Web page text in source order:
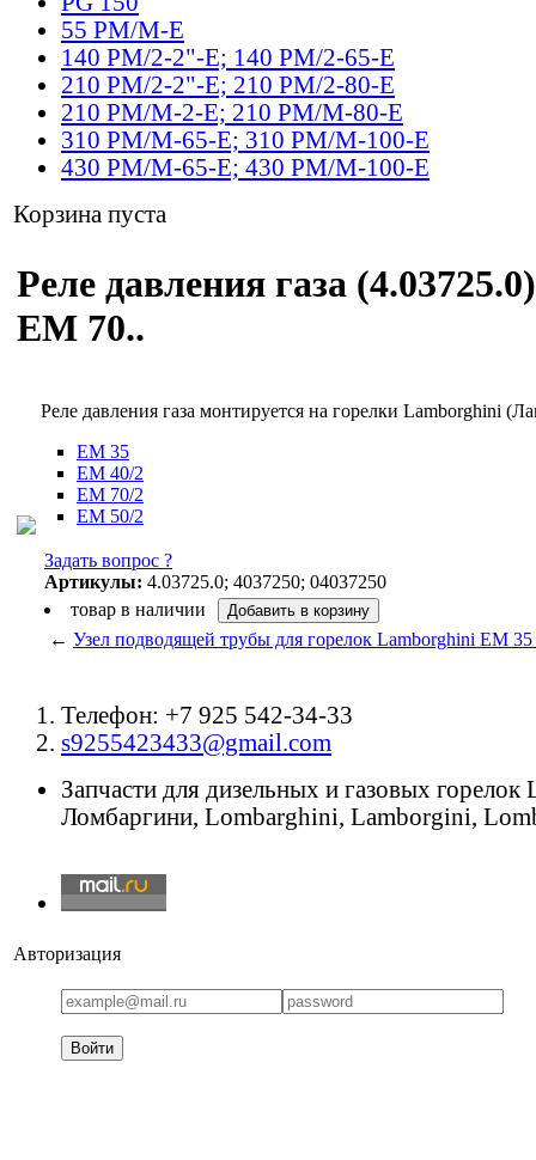
55 PM/M-E
140 PM/2-2"-E; 140 PM/2-65-E
210 PM/2-2"-E; 210 PM/2-80-E
210 PM/M-2-E; 210 PM/M-80-E
310 PM/M-65-E; 310 PM/M-100-E
430 PM/M-65-E; 430 PM/M-100-E
Корзина пуста
Реле давления газа
EM 70..
Реле давления газа монтируется на горелки Lamborghini
EM 35
EM 40/2
EM 70/2
EM 50/2
Задать вопрос ?
Артикулы: 4.03725.0; 4037250; 04037250
товар в наличии
← Узел подводящей трубы для горелок Lamborghini EM
Телефон: +7 925 542-34-33
s9255423433@gmail.com
Запчасти для дизельных и газовых
Ломбаргини, Lombarghini, Lamborgini,
Авторизация